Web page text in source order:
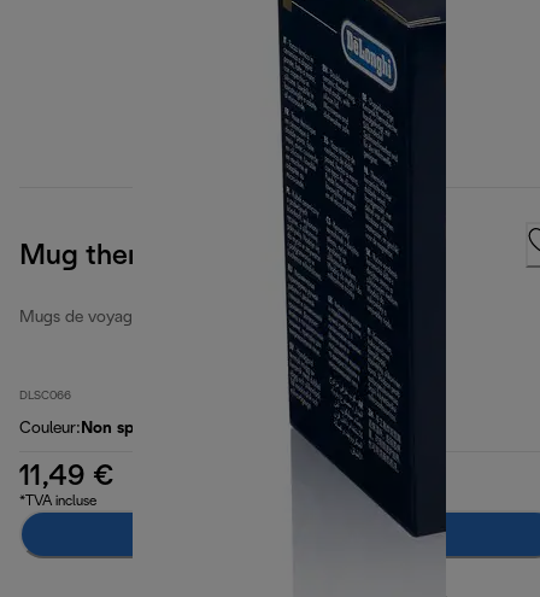
Mug thermal
Mugs de voyage
DLSC066
Couleur: Non spécifié
11,49 €
*TVA incluse